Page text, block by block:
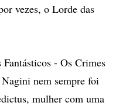
vezes, o Lorde das
- Os Crimes
nem sempre foi
mulher com uma